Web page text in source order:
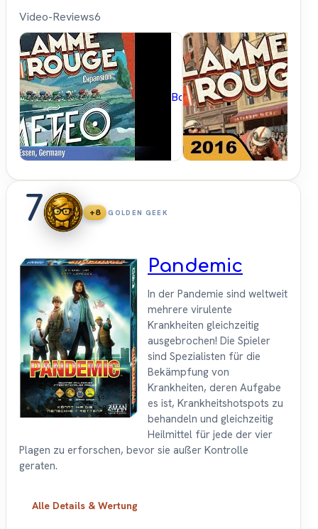
Video-Reviews6
BoardGameGeek
7 +8 GOLDEN GEEK
Pandemic
In der Pandemie sind weltweit
mehrere virulente
Krankheiten gleichzeitig
ausgebrochen! Die Spieler
sind Spezialisten für die
Bekämpfung von
Krankheiten, deren Aufgabe
es ist, Krankheitshotspots zu
behandeln und gleichzeitig
Heilmittel für jede der vier
Plagen zu erforschen, bevor sie außer Kontrolle
geraten.
Alle Details & Wertung